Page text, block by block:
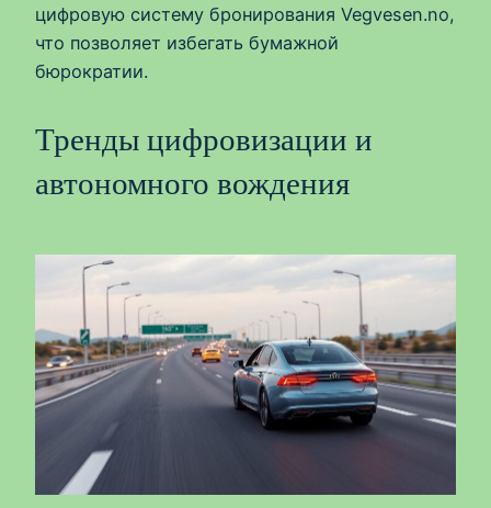
цифровую систему бронирования Vegvesen.no,
что позволяет избегать бумажной
бюрократии.
Тренды цифровизации и
автономного вождения